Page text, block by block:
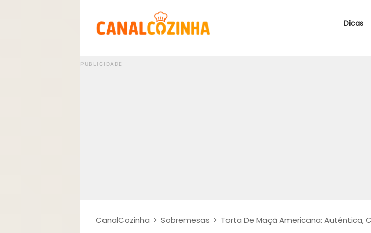
Dicas
CanalCozinha > Sobremesas > Torta De Maçã Americana: Autêntica,